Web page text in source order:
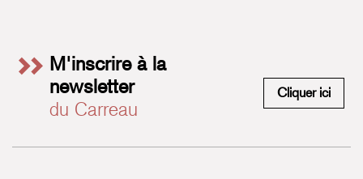
M'inscrire à la
newsletter
du Carreau
Cliquer ici